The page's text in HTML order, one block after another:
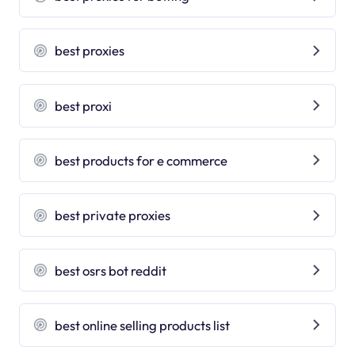
best proxies
best proxi
best products for e commerce
best private proxies
best osrs bot reddit
best online selling products list